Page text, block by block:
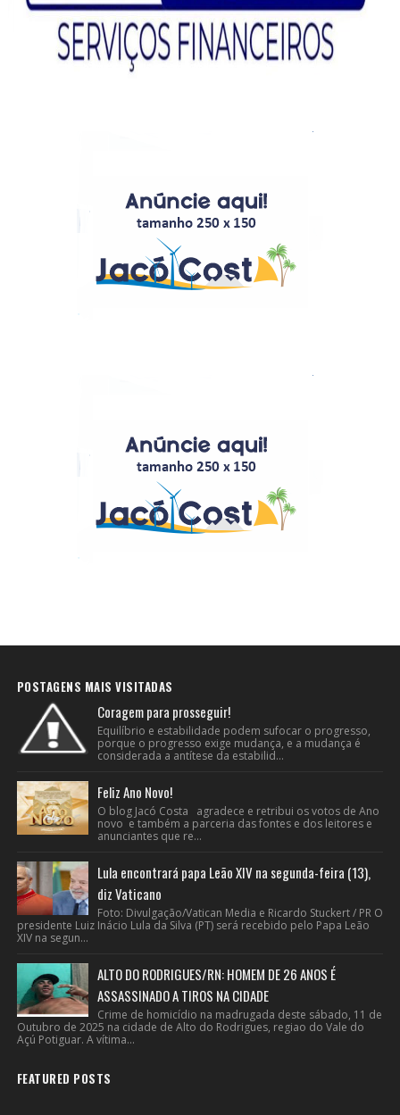
POSTAGENS MAIS VISITADAS
Coragem para prosseguir!
Equilíbrio e estabilidade podem sufocar o progresso,
porque o progresso exige mudança, e a mudança é
considerada a antítese da estabilid...
Feliz Ano Novo!
O blog Jacó Costa agradece e retribui os votos de Ano
novo e também a parceria das fontes e dos leitores e
anunciantes que re...
Lula encontrará papa Leão XIV na segunda-feira (13),
diz Vaticano
Foto: Divulgação/Vatican Media e Ricardo Stuckert / PR O
presidente Luiz Inácio Lula da Silva (PT) será recebido pelo Papa Leão
XIV na segun...
ALTO DO RODRIGUES/RN: HOMEM DE 26 ANOS É
ASSASSINADO A TIROS NA CIDADE
Crime de homicídio na madrugada deste sábado, 11 de
Outubro de 2025 na cidade de Alto do Rodrigues, regiao do Vale do
Açú Potiguar. A vítima...
FEATURED POSTS